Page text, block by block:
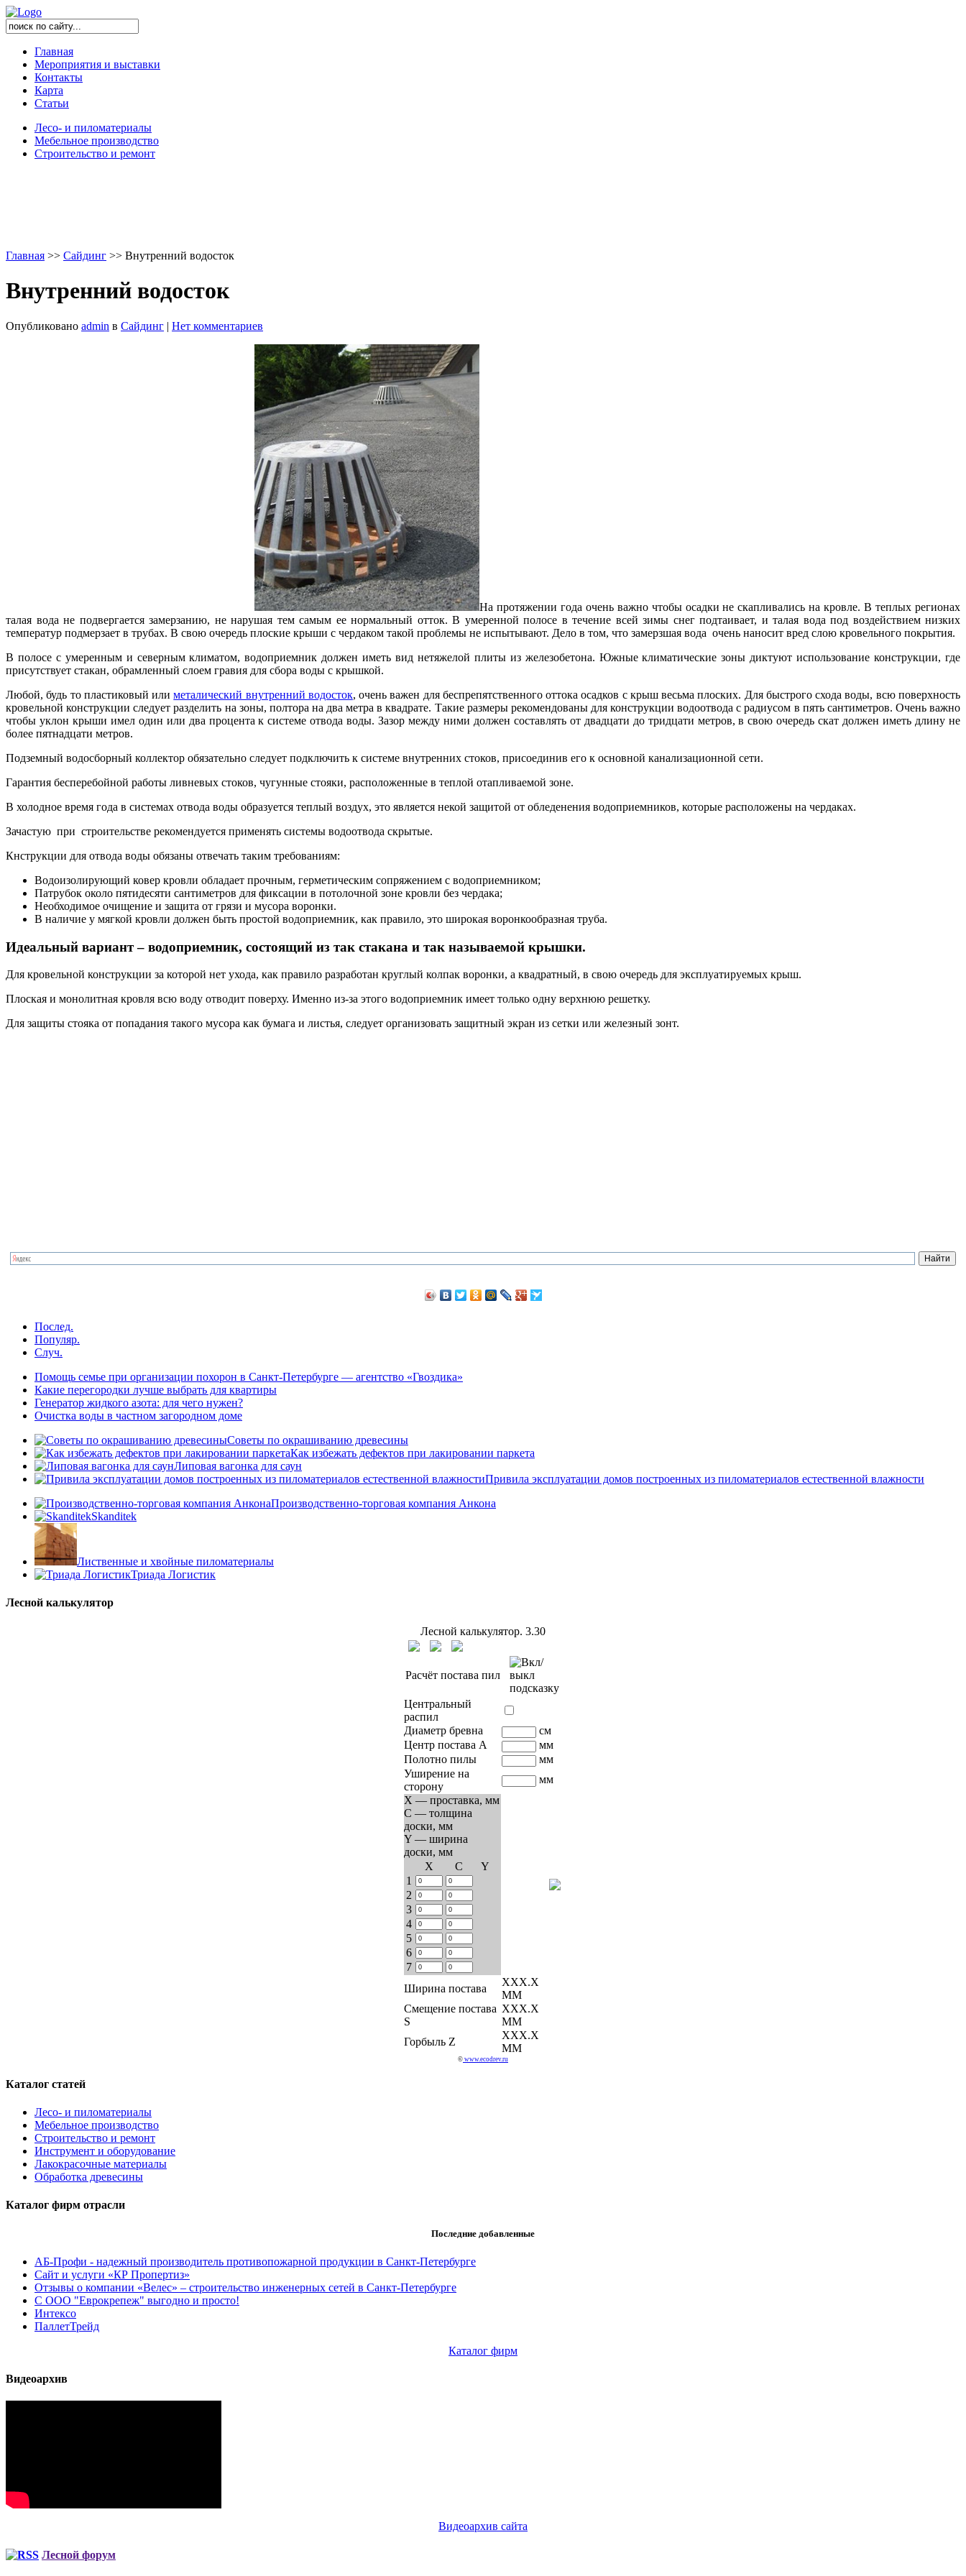
Главная
Мероприятия и выставки
Контакты
Карта
Статьи
Лесо- и пиломатериалы
Мебельное производство
Строительство и ремонт
Главная >> Сайдинг >> Внутренний водосток
Внутренний водосток
Опубликовано admin в Сайдинг | Нет комментариев
На протяжении года очень важно чтобы осадки не скапливались на кровле. В теплых регионах
талая вода не подвергается замерзанию, не нарушая тем самым ее нормальный отток. В умеренной полосе в течение всей зимы снег подтаивает, и талая вода под воздействием низких
температур подмерзает в трубах. В свою очередь плоские крыши с чердаком такой проблемы не испытывают. Дело в том, что замерзшая вода очень наносит вред слою кровельного покрытия.
В полосе с умеренным и северным климатом, водоприемник должен иметь вид нетяжелой плиты из железобетона. Южные климатические зоны диктуют использование конструкции, где
присутствует стакан, обрамленный слоем гравия для сбора воды с крышкой.
Любой, будь то пластиковый илиметалический внутренний водосток, очень важен для беспрепятственного оттока осадков с крыш весьма плоских. Для быстрого схода воды, всю поверхность
кровельной конструкции следует разделить на зоны, полтора на два метра в квадрате. Такие размеры рекомендованы для конструкции водоотвода с радиусом в пять сантиметров. Очень важно
чтобы уклон крыши имел один или два процента к системе отвода воды. Зазор между ними должен составлять от двадцати до тридцати метров, в свою очередь скат должен иметь длину не
более пятнадцати метров.
Подземный водосборный коллектор обязательно следует подключить к системе внутренних стоков, присоединив его к основной канализационной сети.
Гарантия бесперебойной работы ливневых стоков, чугунные стояки, расположенные в теплой отапливаемой зоне.
В холодное время года в системах отвода воды образуется теплый воздух, это является некой защитой от обледенения водоприемников, которые расположены на чердаках.
Зачастую при строительстве рекомендуется применять системы водоотвода скрытые.
Кнструкции для отвода воды обязаны отвечать таким требованиям:
Водоизолирующий ковер кровли обладает прочным, герметическим сопряжением с водоприемником;
Патрубок около пятидесяти сантиметров для фиксации в потолочной зоне кровли без чердака;
Необходимое очищение и защита от грязи и мусора воронки.
В наличие у мягкой кровли должен быть простой водоприемник, как правило, это широкая воронкообразная труба.
Идеальный вариант – водоприемник, состоящий из так стакана и так называемой крышки.
Для кровельной конструкции за которой нет ухода, как правило разработан круглый колпак воронки, а квадратный, в свою очередь для эксплуатируемых крыш.
Плоская и монолитная кровля всю воду отводит поверху. Именно из-за этого водоприемник имеет только одну верхнюю решетку.
Для защиты стояка от попадания такого мусора как бумага и листья, следует организовать защитный экран из сетки или железный зонт.
Послед.
Популяр.
Случ.
Помощь семье при организации похорон в Санкт-Петербурге — агентство «Гвоздика»
Какие перегородки лучше выбрать для квартиры
Генератор жидкого азота: для чего нужен?
Очистка воды в частном загородном доме
Советы по окрашиванию древесины
Как избежать дефектов при лакировании паркета
Липовая вагонка для саун
Привила эксплуатации домов построенных из пиломатериалов естественной влажности
Производственно-торговая компания Анкона
Skanditek
Лиственные и хвойные пиломатериалы
Триада Логистик
Лесной калькулятор
Лесной калькулятор. 3.30
Расчёт постава пил
Центральный
распил
Диаметр бревна
см
Центр постава A
мм
Полотно пилы
мм
Уширение на
сторону
мм
X — проставка, мм
C — толщина
доски, мм
Y — ширина
доски, мм
Х
C
Y
1
2
3
4
5
6
7
Ширина постава
ХХХ.Х
ММ
Смещение постава
S
ХХХ.Х
ММ
Горбыль Z
ХХХ.Х
ММ
© www.ecodrev.ru
Каталог статей
Лесо- и пиломатериалы
Мебельное производство
Строительство и ремонт
Инструмент и оборудование
Лакокрасочные материалы
Обработка древесины
Каталог фирм отрасли
Последние добавленные
АБ-Профи - надежный производитель противопожарной продукции в Санкт-Петербурге
Сайт и услуги «КР Пропертиз»
Отзывы о компании «Велес» – строительство инженерных сетей в Санкт-Петербурге
С ООО "Еврокрепеж" выгодно и просто!
Интексо
ПаллетТрейд
Каталог фирм
Видеоархив
Видеоархив сайта
Лесной форум